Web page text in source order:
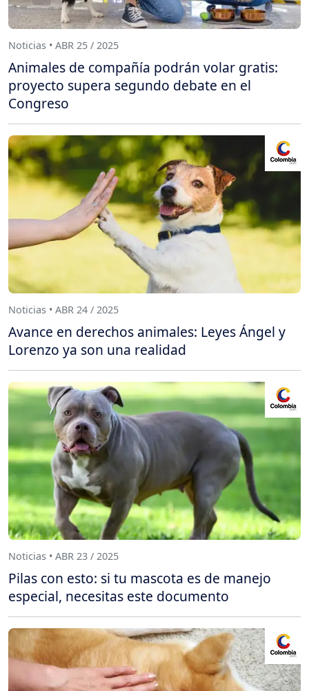
Noticias • ABR 25 / 2025
Animales de compañía podrán volar gratis:
proyecto supera segundo debate en el
Congreso
Noticias • ABR 24 / 2025
Avance en derechos animales: Leyes Ángel y
Lorenzo ya son una realidad
Noticias • ABR 23 / 2025
Pilas con esto: si tu mascota es de manejo
especial, necesitas este documento